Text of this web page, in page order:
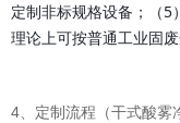
定制非标规格设备；（5
理论上可按普通工业固
4、定制流程（干式酸雾